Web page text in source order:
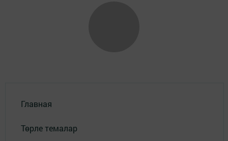
Главная
Төрле темалар